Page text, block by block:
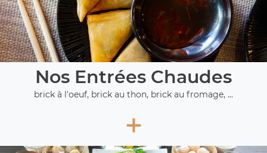
Nos Entrées Chaudes
brick à l'oeuf, brick au thon, brick au fromage, ...
+